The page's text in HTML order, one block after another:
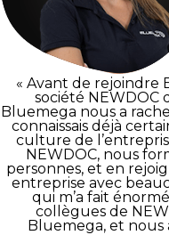
« Avant de rejoindre
société NEWDOC
Bluemega nous a
connaissais déjà
culture de
NEWDOC, nous
personnes, et en
entreprise avec
qui m’a fait
collègues de
Bluemega, et nous